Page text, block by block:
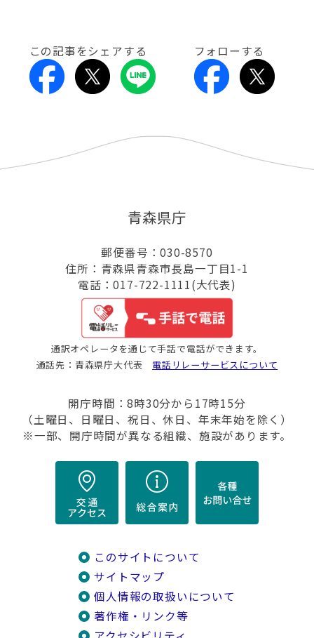
この記事をシェアする フォローする
青森県庁
郵便番号：030-8570
住所：青森県青森市長島一丁目1-1
電話：017-722-1111(大代表)
通訳オペレータを通じて手話で電話ができます。
通話先：青森県庁大代表 電話リレーサービスについて
開庁時間：8時30分から17時15分
（土曜日、日曜日、祝日、休日、年末年始を除く）
※一部、開庁時間が異なる組織、施設があります。
このサイトについて
サイトマップ
個人情報の取扱いについて
著作権・リンク等